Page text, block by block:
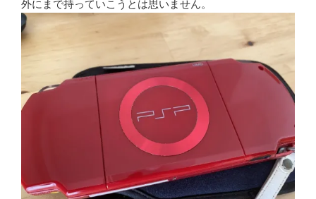
外にまで持っていこうとは思いません。